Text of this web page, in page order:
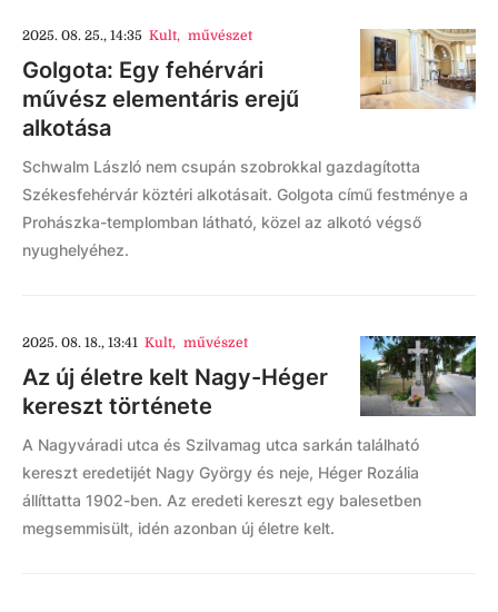
2025. 08. 25., 14:35 Kult, művészet
Golgota: Egy fehérvári
művész elementáris erejű
alkotása
Schwalm László nem csupán szobrokkal gazdagította
Székesfehérvár köztéri alkotásait. Golgota című festménye a
Prohászka-templomban látható, közel az alkotó végső
nyughelyéhez.
2025. 08. 18., 13:41 Kult, művészet
Az új életre kelt Nagy-Héger
kereszt története
A Nagyváradi utca és Szilvamag utca sarkán található
kereszt eredetijét Nagy György és neje, Héger Rozália
állíttatta 1902-ben. Az eredeti kereszt egy balesetben
megsemmisült, idén azonban új életre kelt.